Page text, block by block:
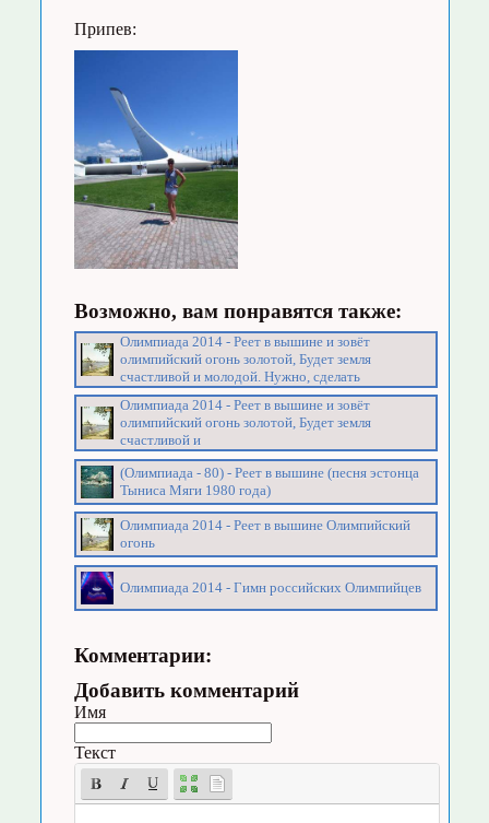
Припев:
Возможно, вам понравятся также:
Олимпиада 2014 - Реет в вышине и зовёт
олимпийский огонь золотой, Будет земля
счастливой и молодой. Нужно, сделать
Олимпиада 2014 - Реет в вышине и зовёт
олимпийский огонь золотой, Будет земля
счастливой и
(Олимпиада - 80) - Реет в вышине (песня эстонца
Тыниса Мяги 1980 года)
Олимпиада 2014 - Реет в вышине Олимпийский
огонь
Олимпиада 2014 - Гимн российских Олимпийцев
Комментарии:
Добавить комментарий
Имя
Текст